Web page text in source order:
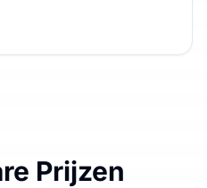
Prijzen